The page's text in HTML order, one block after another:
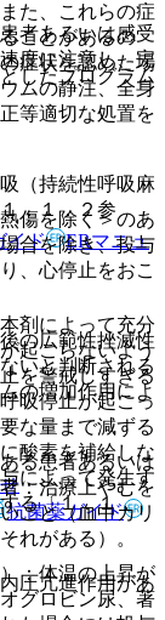
者あるいは感受
度に注意し、完
傷を除く＞のあ
合を除き、投与
、心停止をおこ
の広範性挫滅性
いと判断される
の増加作用によ
る患者あるいは
：治療上やむを
こと（血中カリ
れがある）。
圧亢進作用があ
た、これらの症
ことがあるの
症状を認めた場
ムの静注、全身
等適切な処置を
（持続性呼吸麻
．１．２参
剤によって充分
起こらないよう
を警戒しすぎる
吸停止が起こっ
な量まで減ずる
酸素を補給しな
によって発生す
る〔１．１．
：体温の上昇が
グロビン尿、著
したプログラム
イド
ERマニュ
抗菌薬ガイド